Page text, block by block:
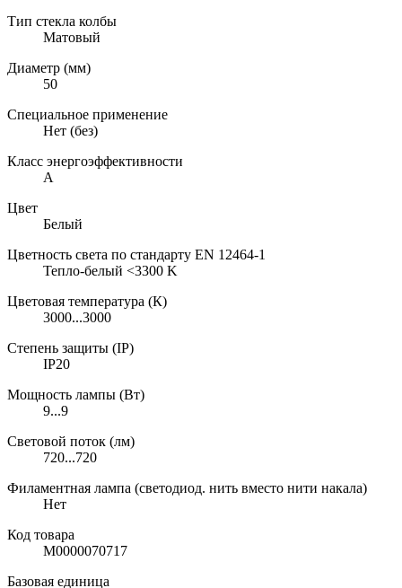
Тип стекла колбы
Матовый
Диаметр (мм)
50
Специальное применение
Нет (без)
Класс энергоэффективности
A
Цвет
Белый
Цветность света по стандарту EN 12464-1
Тепло-белый <3300 K
Цветовая температура (К)
3000...3000
Степень защиты (IP)
IP20
Мощность лампы (Вт)
9...9
Световой поток (лм)
720...720
Филаментная лампа (светодиод. нить вместо нити накала)
Нет
Код товара
М0000070717
Базовая единица